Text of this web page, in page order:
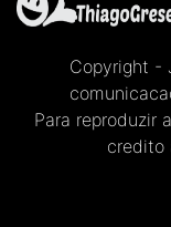
Copyright -
Para reproduzir
credito